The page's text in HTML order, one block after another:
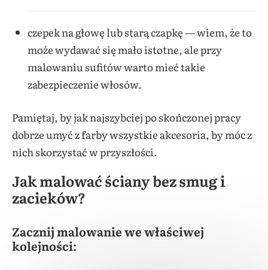
czepek na głowę lub starą czapkę — wiem, że to
może wydawać się mało istotne, ale przy
malowaniu sufitów warto mieć takie
zabezpieczenie włosów.
Pamiętaj, by jak najszybciej po skończonej pracy
dobrze umyć z farby wszystkie akcesoria, by móc z
nich skorzystać w przyszłości.
Jak malować ściany bez smug i
zacieków?
Zacznij malowanie we właściwej
kolejności: